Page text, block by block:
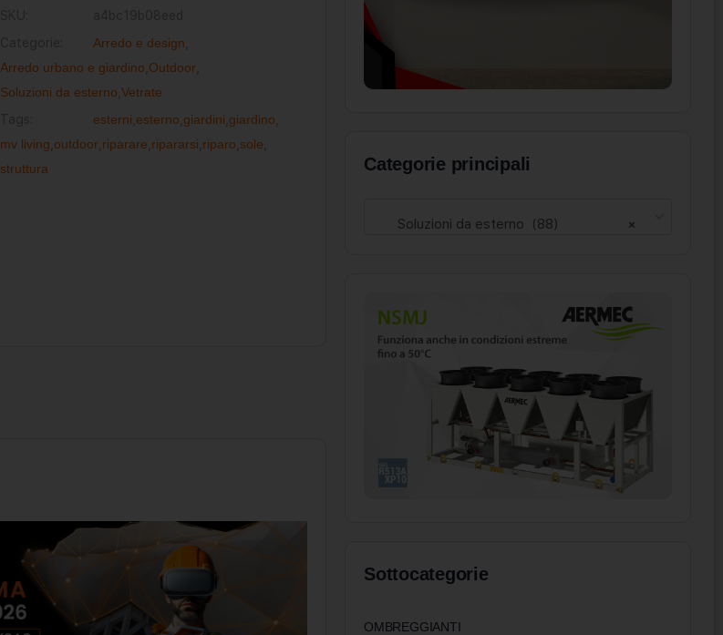
Arredo e design
Arredo urbano e giardino Outdoor
Soluzioni da esterno Vetrate
esterni esterno giardini giardino
mv living outdoor riparare ripararsi riparo sole
struttura
Categorie principali
×
Soluzioni da esterno (88)
Sottocategorie
OMBREGGIANTI